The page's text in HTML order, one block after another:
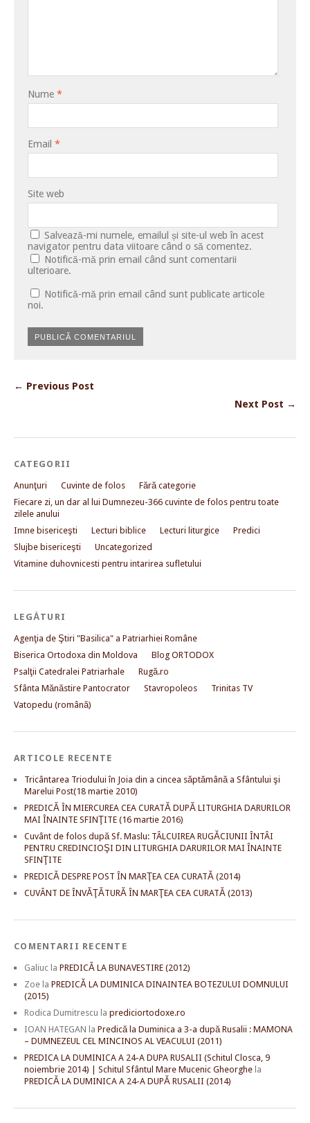
Nume *
Email *
Site web
Salvează-mi numele, emailul și site-ul web în acest
navigator pentru data viitoare când o să comentez.
Notifică-mă prin email când sunt comentarii
ulterioare.
Notifică-mă prin email când sunt publicate articole
noi.
← Previous Post
Next Post →
CATEGORII
Anunţuri Cuvinte de folos
Fără categorie
Fiecare zi, un dar al lui Dumnezeu-366 cuvinte de folos pentru toate
zilele anului
Imne bisericeşti
Lecturi biblice Lecturi liturgice
Predici
Slujbe bisericeşti
Uncategorized
Vitamine duhovnicesti pentru intarirea sufletului
LEGĂTURI
Agenţia de Ştiri "Basilica" a Patriarhiei Române
Biserica Ortodoxa din Moldova
Blog ORTODOX
Psalţii Catedralei Patriarhale
Rugă.ro
Sfânta Mănăstire Pantocrator
Stavropoleos
Trinitas TV
Vatopedu (română)
ARTICOLE RECENTE
Tricântarea Triodului în Joia din a cincea săptămână a Sfântului şi
Marelui Post(18 martie 2010)
PREDICĂ ÎN MIERCUREA CEA CURATĂ DUPĂ LITURGHIA DARURILOR
MAI ÎNAINTE SFINŢITE (16 martie 2016)
Cuvânt de folos după Sf. Maslu: TÂLCUIREA RUGĂCIUNII ÎNTÂI
PENTRU CREDINCIOŞI DIN LITURGHIA DARURILOR MAI ÎNAINTE
SFINŢITE
PREDICĂ DESPRE POST ÎN MARŢEA CEA CURATĂ (2014)
CUVÂNT DE ÎNVĂŢĂTURĂ ÎN MARŢEA CEA CURATĂ (2013)
COMENTARII RECENTE
Galiuc la PREDICĂ LA BUNAVESTIRE (2012)
Zoe la PREDICĂ LA DUMINICA DINAINTEA BOTEZULUI DOMNULUI
(2015)
Rodica Dumitrescu la prediciortodoxe.ro
IOAN HATEGAN la Predică la Duminica a 3-a după Rusalii : MAMONA
– DUMNEZEUL CEL MINCINOS AL VEACULUI (2011)
PREDICA LA DUMINICA A 24-A DUPA RUSALII (Schitul Closca, 9
noiembrie 2014) | Schitul Sfântul Mare Mucenic Gheorghe la
PREDICĂ LA DUMINICA A 24-A DUPĂ RUSALII (2014)